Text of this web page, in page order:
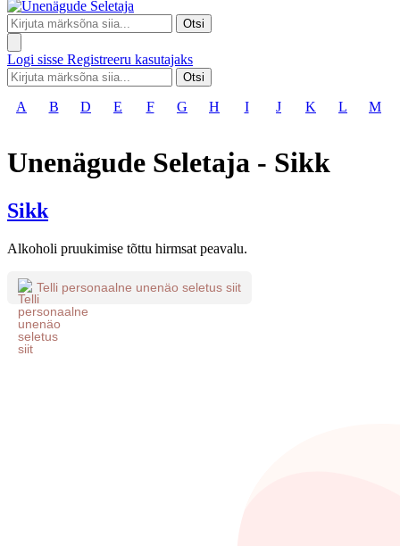
Otsi
Logi sisse Registreeru kasutajaks
Otsi
A B D E F G H I J K L M
Unenägude Seletaja - Sikk
Sikk
Alkoholi pruukimise tõttu hirmsat peavalu.
Telli personaalne unenäo seletus siit